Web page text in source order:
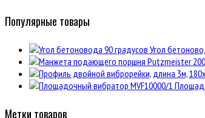
Популярные товары
Угол
Метки товаров